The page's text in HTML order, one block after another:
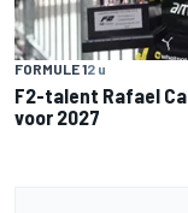
FORMULE 12 u
F2-talent Rafael
voor 2027